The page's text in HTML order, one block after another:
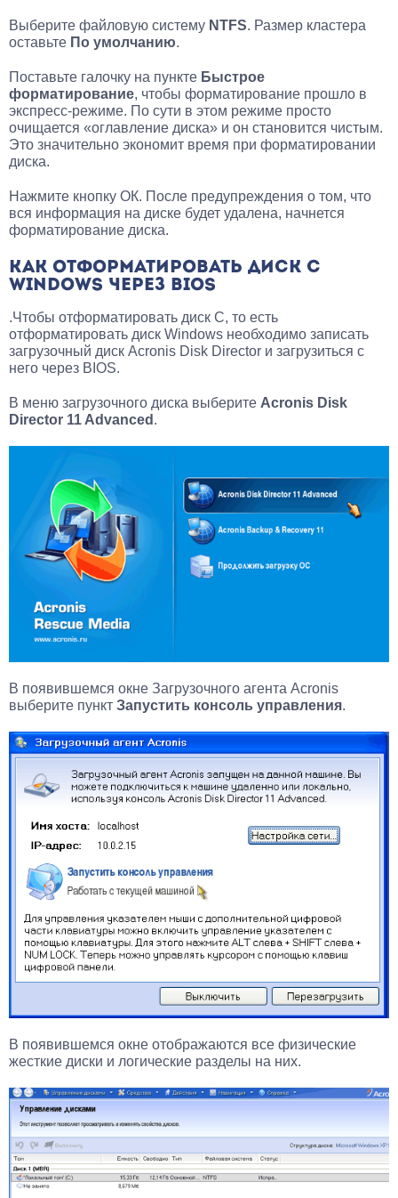
Выберите файловую систему NTFS. Размер кластера
оставьте По умолчанию.
Поставьте галочку на пункте Быстрое
форматирование, чтобы форматирование прошло в
экспресс-режиме. По сути в этом режиме просто
очищается «оглавление диска» и он становится чистым.
Это значительно экономит время при форматировании
диска.
Нажмите кнопку ОК. После предупреждения о том, что
вся информация на диске будет удалена, начнется
форматирование диска.
КАК ОТФОРМАТИРОВАТЬ ДИСК С
WINDOWS ЧЕРЕЗ BIOS
.Чтобы отформатировать диск С, то есть
отформатировать диск Windows необходимо записать
загрузочный диск Acronis Disk Director и загрузиться с
него через BIOS.
В меню загрузочного диска выберите Acronis Disk
Director 11 Advanced .
В появившемся окне Загрузочного агента Acronis
выберите пункт Запустить консоль управления.
В появившемся окне отображаются все физические
жесткие диски и логические разделы на них.